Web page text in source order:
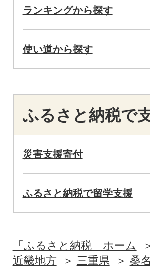
ランキングから探す
使い道から探す
ふるさと納税で
災害支援寄付
ふるさと納税で留学支援
「ふるさと納税」ホーム
近畿地方
三重県 桑